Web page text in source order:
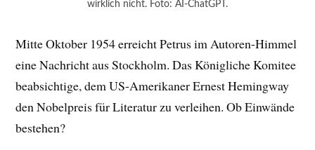
wirklich nicht. Foto: AI-ChatGPT.
Mitte Oktober 1954 erreicht Petrus im Autoren-Himmel
eine Nachricht aus Stockholm. Das Königliche Komitee
beabsichtige, dem US-Amerikaner Ernest Hemingway
den Nobelpreis für Literatur zu verleihen. Ob Einwände
bestehen?